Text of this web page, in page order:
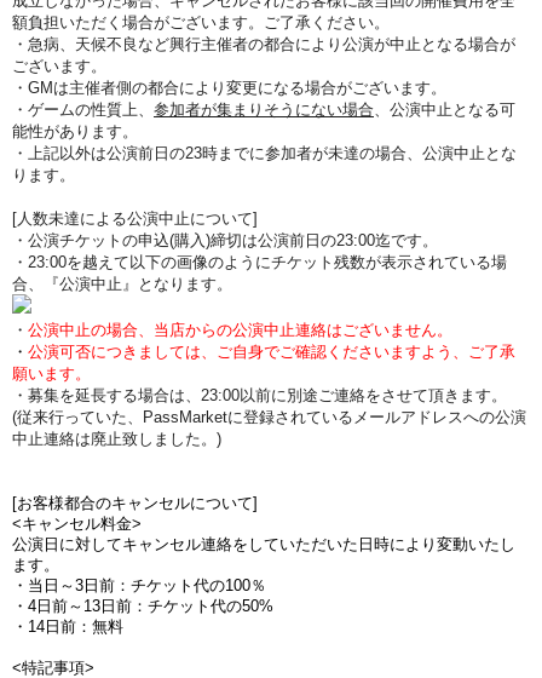
額負担いただく場合がございます。ご了承ください。
・急病、天候不良など興行主催者の都合により公演が中止となる場合が
ございます。
・GMは主催者側の都合により変更になる場合がございます。
・ゲームの性質上、 参加者が集まりそうにない場合、公演中止となる可
能性があります。
・上記以外は公演前日の23時までに参加者が未達の場合、公演中止とな
ります。
[人数未達による公演中止について]
・公演チケットの申込(購入)締切は公演前日の23:00迄です。
・23:00を越えて以下の画像のようにチケット残数が表示されている場
合、『公演中止』となります。
・ 公演中止の場合、当店からの公演中止連絡はございません。
・ 公演可否につきましては、ご自身でご確認くださいますよう、ご了承
願います。
・募集を延長する場合は、23:00以前に別途ご連絡をさせて頂きます。
(従来行っていた、PassMarketに登録されているメールアドレスへの公演
中止連絡は廃止致しました。)
[お客様都合のキャンセルについて]
<キャンセル料金>
公演日に対してキャンセル連絡をしていただいた日時により変動いたし
ます。
・当日～3日前：チケット代の100％
・4日前～13日前：チケット代の50%
・14日前：無料
<特記事項>